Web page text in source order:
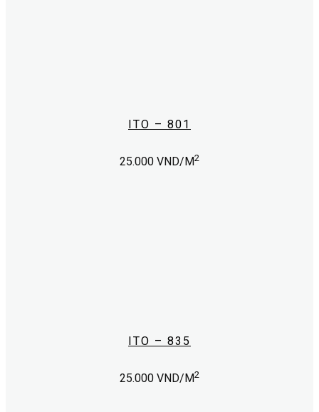
ITO – 801
25.000 VND/M2
ITO – 835
25.000 VND/M2